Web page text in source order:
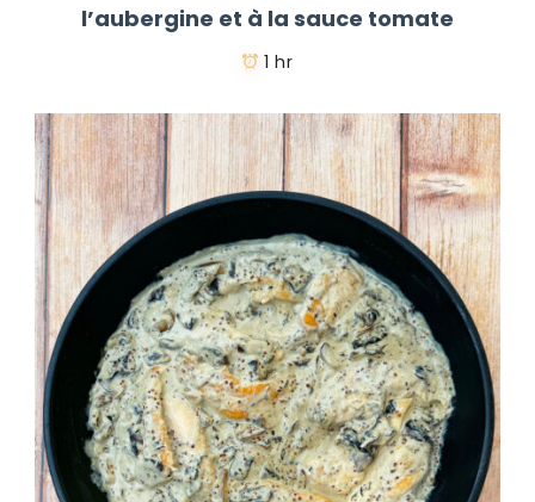
l’aubergine et à la sauce tomate
1 hr